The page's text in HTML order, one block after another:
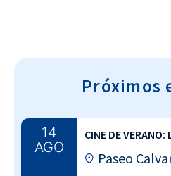
Próximos
14
AGO
CINE DE
Paseo